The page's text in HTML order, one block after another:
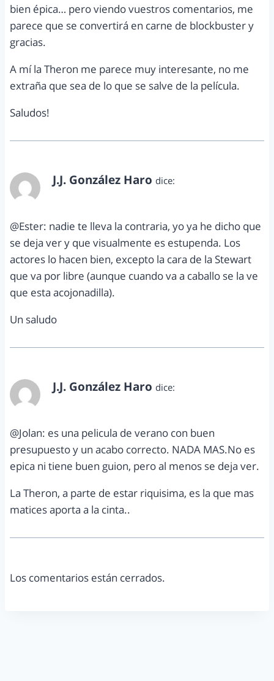
bien épica… pero viendo vuestros comentarios, me
parece que se convertirá en carne de blockbuster y
gracias.
A mí la Theron me parece muy interesante, no me
extraña que sea de lo que se salve de la película.
Saludos!
J.J. González Haro dice:
@Ester: nadie te lleva la contraria, yo ya he dicho que
se deja ver y que visualmente es estupenda. Los
actores lo hacen bien, excepto la cara de la Stewart
que va por libre (aunque cuando va a caballo se la ve
que esta acojonadilla).
Un saludo
J.J. González Haro dice:
@Jolan: es una pelicula de verano con buen
presupuesto y un acabo correcto. NADA MAS.No es
epica ni tiene buen guion, pero al menos se deja ver.
La Theron, a parte de estar riquisima, es la que mas
matices aporta a la cinta..
Los comentarios están cerrados.